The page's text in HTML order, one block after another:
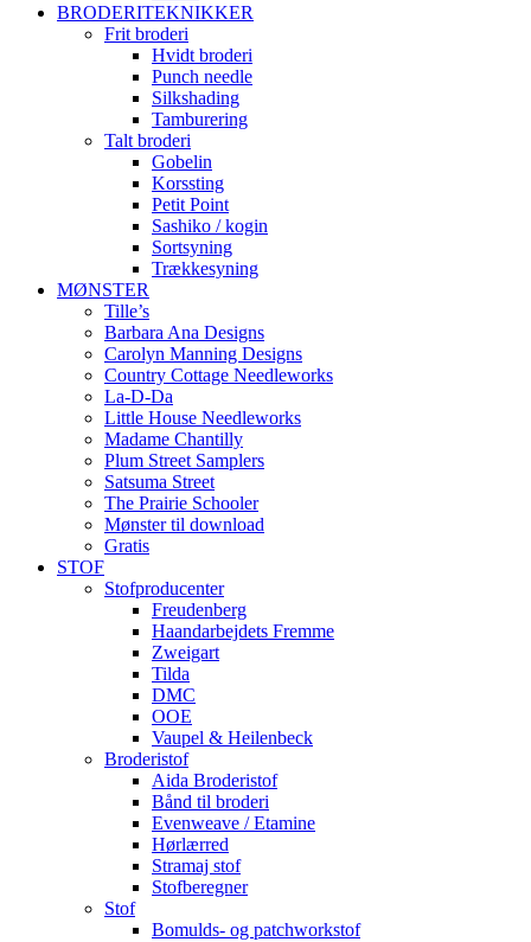
BRODERITEKNIKKER
Frit broderi
Hvidt broderi
Punch needle
Silkshading
Tamburering
Talt broderi
Gobelin
Korssting
Petit Point
Sashiko / kogin
Sortsyning
Trækkesyning
MØNSTER
Tille’s
Barbara Ana Designs
Carolyn Manning Designs
Country Cottage Needleworks
La-D-Da
Little House Needleworks
Madame Chantilly
Plum Street Samplers
Satsuma Street
The Prairie Schooler
Mønster til download
Gratis
STOF
Stofproducenter
Freudenberg
Haandarbejdets Fremme
Zweigart
Tilda
DMC
OOE
Vaupel & Heilenbeck
Broderistof
Aida Broderistof
Bånd til broderi
Evenweave / Etamine
Hørlærred
Stramaj stof
Stofberegner
Stof
Bomulds- og patchworkstof